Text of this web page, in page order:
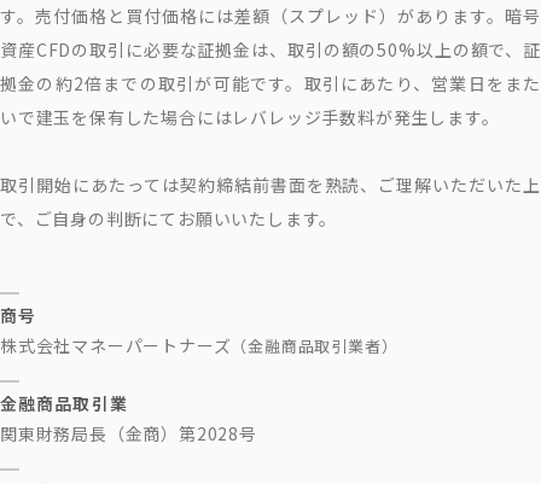
す。売付価格と買付価格には差額（スプレッド）があります。暗号
資産CFDの取引に必要な証拠金は、取引の額の50%以上の額で、証
拠金の約2倍までの取引が可能です。取引にあたり、営業日をまた
いで建玉を保有した場合にはレバレッジ手数料が発生します。
取引開始にあたっては契約締結前書面を熟読、ご理解いただいた上
で、ご自身の判断にてお願いいたします。
商号
株式会社マネーパートナーズ （金融商品取引業者）
金融商品取引業
関東財務局長（金商）第2028号